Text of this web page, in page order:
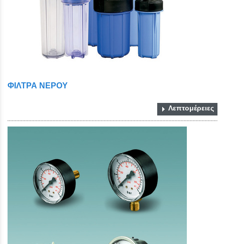
ΦΙΛΤΡΑ ΝΕΡΟΥ
Λεπτομέρειες